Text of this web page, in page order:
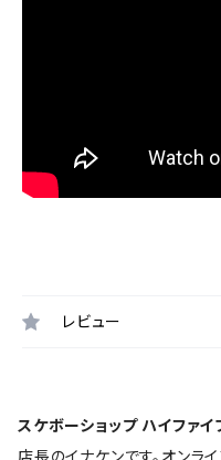
レビュー
スケボーショップ ハイファイ
店長のイナケンです。オンラ